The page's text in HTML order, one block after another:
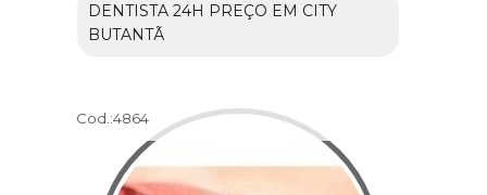
DENTISTA 24H PREÇO EM CITY
BUTANTÃ
Cod.:4864